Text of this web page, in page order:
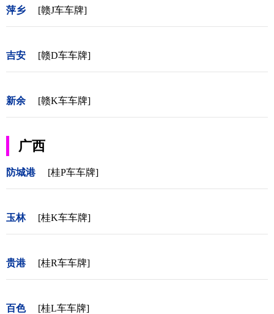
萍乡 [赣J车车牌]
吉安 [赣D车车牌]
新余 [赣K车车牌]
广西
防城港 [桂P车车牌]
玉林 [桂K车车牌]
贵港 [桂R车车牌]
百色 [桂L车车牌]